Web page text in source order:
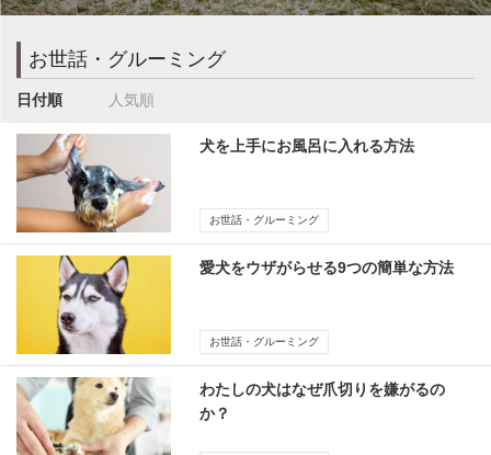
お世話・グルーミング
日付順 人気順
犬を上手にお風呂に入れる方法
お世話・グルーミング
愛犬をウザがらせる9つの簡単な方法
お世話・グルーミング
わたしの犬はなぜ爪切りを嫌がるの
か？